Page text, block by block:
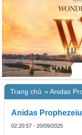
Trang chủ »Anidas
Anidas
02:20:57 - 20/09/2025